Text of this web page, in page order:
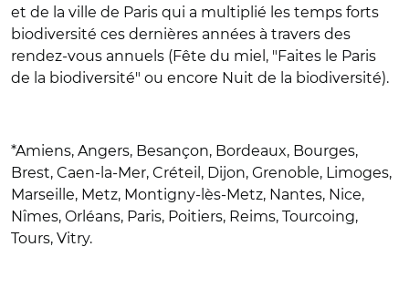
et de la ville de Paris qui a multiplié les temps forts
biodiversité ces dernières années à travers des
rendez-vous annuels (Fête du miel, "Faites le Paris
de la biodiversité" ou encore Nuit de la biodiversité).
*Amiens, Angers, Besançon, Bordeaux, Bourges,
Brest, Caen-la-Mer, Créteil, Dijon, Grenoble, Limoges,
Marseille, Metz, Montigny-lès-Metz, Nantes, Nice,
Nîmes, Orléans, Paris, Poitiers, Reims, Tourcoing,
Tours, Vitry.